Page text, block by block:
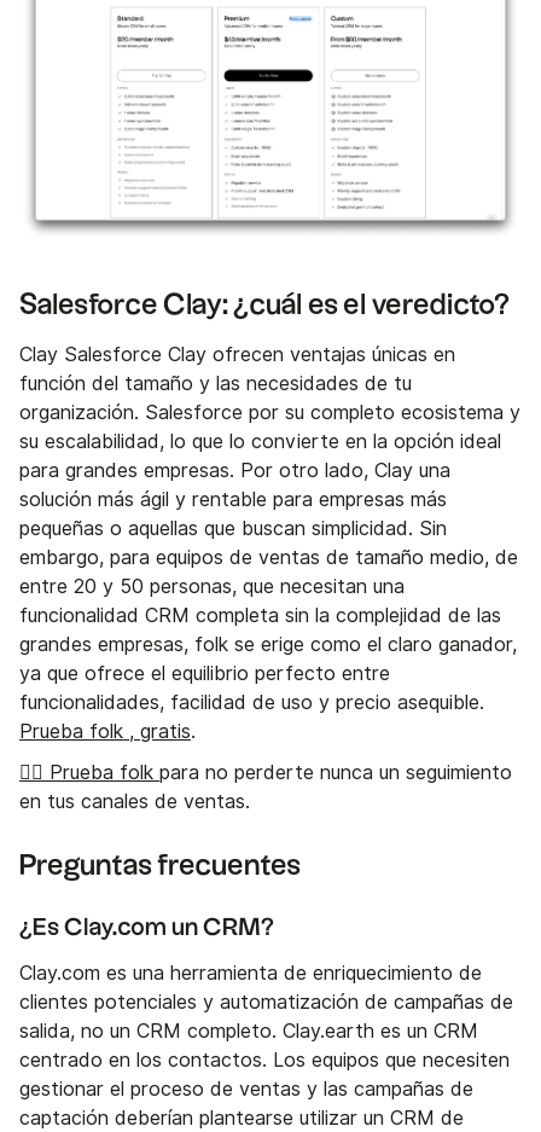
Salesforce Clay: ¿cuál es el veredicto?
Clay Salesforce Clay ofrecen ventajas únicas en
función del tamaño y las necesidades de tu
organización. Salesforce por su completo ecosistema y
su escalabilidad, lo que lo convierte en la opción ideal
para grandes empresas. Por otro lado, Clay una
solución más ágil y rentable para empresas más
pequeñas o aquellas que buscan simplicidad. Sin
embargo, para equipos de ventas de tamaño medio, de
entre 20 y 50 personas, que necesitan una
funcionalidad CRM completa sin la complejidad de las
grandes empresas, folk se erige como el claro ganador,
ya que ofrece el equilibrio perfecto entre
funcionalidades, facilidad de uso y precio asequible.
Prueba folk , gratis.
👉🏼 Prueba folk para no perderte nunca un seguimiento
en tus canales de ventas.
Preguntas frecuentes
¿Es Clay.com un CRM?
Clay.com es una herramienta de enriquecimiento de
clientes potenciales y automatización de campañas de
salida, no un CRM completo. Clay.earth es un CRM
centrado en los contactos. Los equipos que necesiten
gestionar el proceso de ventas y las campañas de
captación deberían plantearse utilizar un CRM de